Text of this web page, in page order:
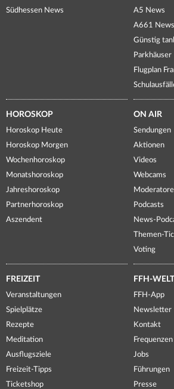
Südhessen News
A5 News
A661 News
Günstig
Parkhäuser
Flugplan
HOROSKOP
Horoskop Heute
Horoskop Morgen
Wochenhoroskop
Monatshoroskop
Jahreshoroskop
Partnerhoroskop
Aszendent
ON AIR
Sendungen
Aktionen
Videos
Webcams
Podcasts
News-
Themen-
Voting
FREIZEIT
Veranstaltungen
Spielplätze
Rezepte
Meditation
Ausflugsziele
Freizeit-Tipps
Ticketshop
FFH-WELT
FFH-App
Newsletter
Kontakt
Frequenzen
Jobs
Führungen
Presse